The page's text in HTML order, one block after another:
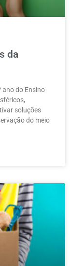
da
ano do Ensino
soluções
do meio